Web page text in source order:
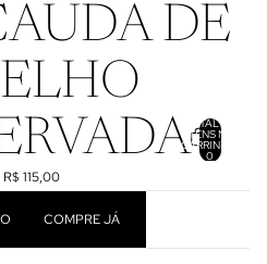
TOTAL DE
ITENS NO
CARRINHO:
0
DE
R$ 115,00
COMPRE JÁ